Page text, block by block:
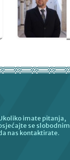
imate pitanja,
se slobodnim
nas kontaktirate.